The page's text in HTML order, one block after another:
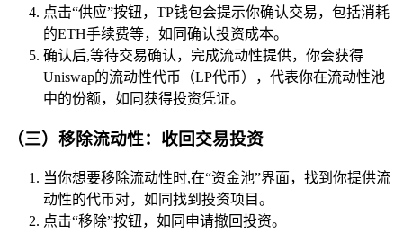
点击“供应”按钮，TP钱包会提示你确认交易，包括消耗
的ETH手续费等，如同确认投资成本。
确认后,等待交易确认，完成流动性提供，你会获得
Uniswap的流动性代币（LP代币），代表你在流动性池
中的份额，如同获得投资凭证。
（三）移除流动性：收回交易投资
当你想要移除流动性时,在“资金池”界面，找到你提供流
动性的代币对，如同找到投资项目。
点击“移除”按钮，如同申请撤回投资。